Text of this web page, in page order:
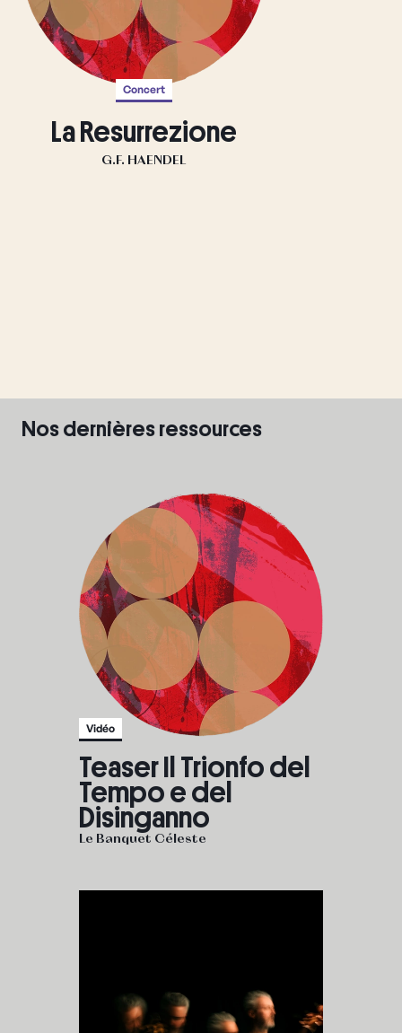
Concert
La Resurrezione
G.F. HAENDEL
Nos dernières ressources
Vidéo
Teaser Il Trionfo del
Tempo e del
Disinganno
Le Banquet Céleste